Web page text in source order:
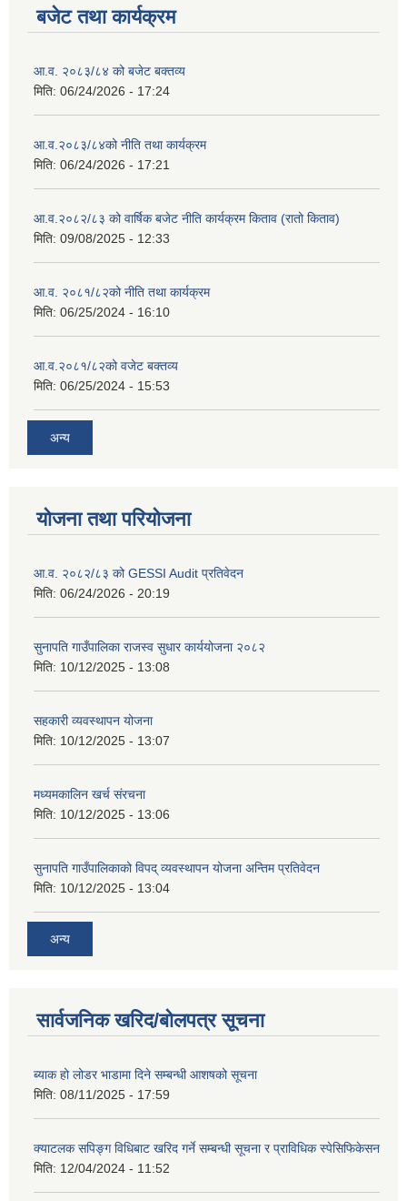
बजेट तथा कार्यक्रम
आ.व. २०८३/८४ को बजेट बक्तव्य
मिति: 06/24/2026 - 17:24
आ.व.२०८३/८४को नीति तथा कार्यक्रम
मिति: 06/24/2026 - 17:21
आ.व.२०८२/८३ को वार्षिक बजेट नीति कार्यक्रम किताव (रातो किताव)
मिति: 09/08/2025 - 12:33
आ.व. २०८१/८२को नीति तथा कार्यक्रम
मिति: 06/25/2024 - 16:10
आ.व.२०८१/८२को वजेट बक्तव्य
मिति: 06/25/2024 - 15:53
अन्य
योजना तथा परियोजना
आ.व. २०८२/८३ को GESSI Audit प्रतिवेदन
मिति: 06/24/2026 - 20:19
सुनापति गाउँपालिका राजस्व सुधार कार्ययोजना २०८२
मिति: 10/12/2025 - 13:08
सहकारी व्यवस्थापन योजना
मिति: 10/12/2025 - 13:07
मध्यमकालिन खर्च संरचना
मिति: 10/12/2025 - 13:06
सुनापति गाउँपालिकाको विपद् व्यवस्थापन योजना अन्तिम प्रतिवेदन
मिति: 10/12/2025 - 13:04
अन्य
सार्वजनिक खरिद/बोलपत्र सूचना
ब्याक हो लोडर भाडामा दिने सम्बन्धी आशषको सूचना
मिति: 08/11/2025 - 17:59
क्याटलक सपिङ्ग विधिबाट खरिद गर्ने सम्बन्धी सूचना र प्राविधिक स्पेसिफिकेसन
मिति: 12/04/2024 - 11:52